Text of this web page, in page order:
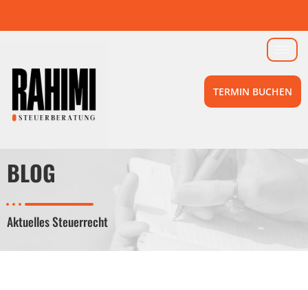
TERMIN BUCHEN
BLOG
Aktuelles Steuerrecht